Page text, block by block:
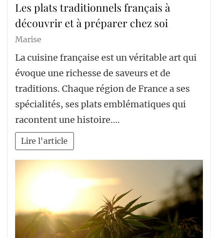
Les plats traditionnels français à
découvrir et à préparer chez soi
Marise
La cuisine française est un véritable art qui
évoque une richesse de saveurs et de
traditions. Chaque région de France a ses
spécialités, ses plats emblématiques qui
racontent une histoire.…
Lire l'article